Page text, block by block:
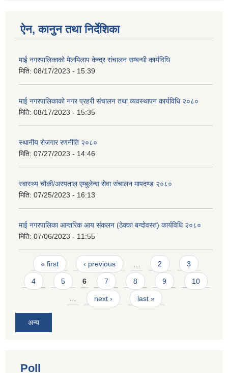
ऐन, कानुन तथा निर्देशिका
माई नगरपालिकाको मेलमिलाप केन्द्र संचालन सम्बन्धी कार्यविधि
मिति: 08/17/2023 - 15:39
माई नगरपालिकाको नगर प्रहरी संचालन तथा व्यवस्थापन कार्यविधि २०८०
मिति: 08/17/2023 - 15:35
स्थानीय रोजगार रणनीति २०८०
मिति: 07/27/2023 - 14:46
स्वास्थ्य चौकी/अस्पताल एम्बुलेन्स सेवा संचालन मापदण्ड २०८०
मिति: 07/25/2023 - 16:13
माई नगरपालिका आन्तरिक आय संकलन (ठेक्का बन्दोवस्त) कार्यविधि २०८०
मिति: 07/06/2023 - 11:55
Pages
« first ‹ previous … 2 3
4 5 6 7 8 9 10
… next › last »
अन्य
Poll